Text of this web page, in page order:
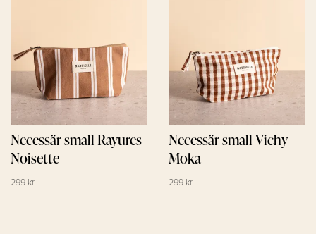
Necessär small Rayures
Noisette
299 kr
Necessär small Vichy
Moka
299 kr